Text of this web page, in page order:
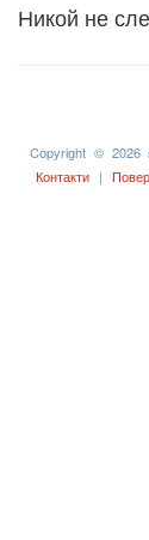
Никой не
Copyright © 2026
Контакти |